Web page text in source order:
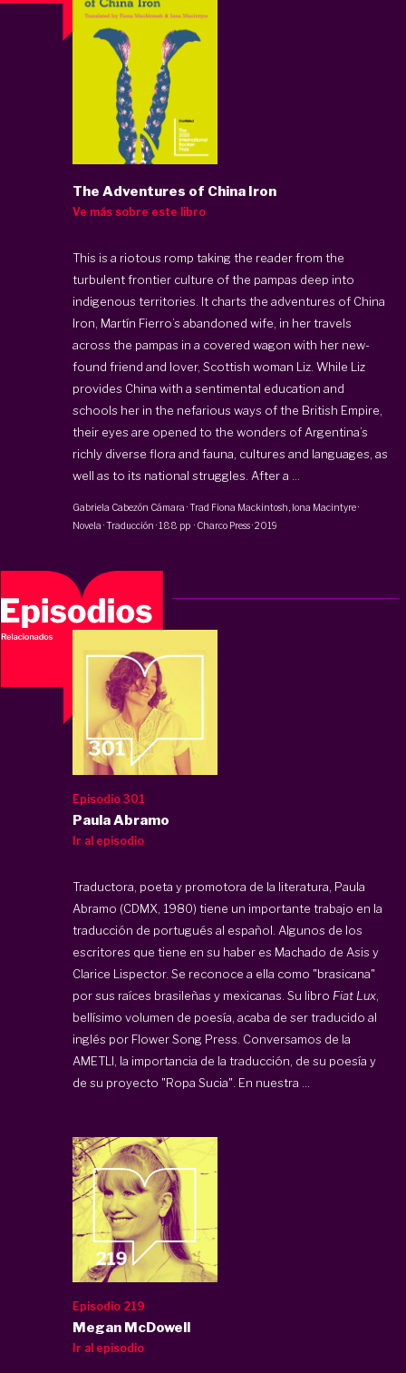
The Adventures of China Iron
Ve más sobre este libro
This is a riotous romp taking the reader from the
turbulent frontier culture of the pampas deep into
indigenous territories. It charts the adventures of China
Iron, Martín Fierro’s abandoned wife, in her travels
across the pampas in a covered wagon with her new-
found friend and lover, Scottish woman Liz. While Liz
provides China with a sentimental education and
schools her in the nefarious ways of the British Empire,
their eyes are opened to the wonders of Argentina’s
richly diverse flora and fauna, cultures and languages, as
well as to its national struggles. After a ...
Gabriela Cabezón Cámara · Trad Fiona Mackintosh, Iona Macintyre·
Novela · Traducción ·188 pp · Charco Press·2019
Episodio 301
Paula Abramo
Ir al episodio
Traductora, poeta y promotora de la literatura, Paula
Abramo (CDMX, 1980) tiene un importante trabajo en la
traducción de portugués al español. Algunos de los
escritores que tiene en su haber es Machado de Asis y
Clarice Lispector. Se reconoce a ella como "brasicana"
por sus raíces brasileñas y mexicanas. Su libro Fiat Lux
bellísimo volumen de poesía, acaba de ser traducido al
inglés por Flower Song Press. Conversamos de la
AMETLI, la importancia de la traducción, de su poesía y
de su proyecto "Ropa Sucia". En nuestra ...
Episodio 219
Megan McDowell
Ir al episodio